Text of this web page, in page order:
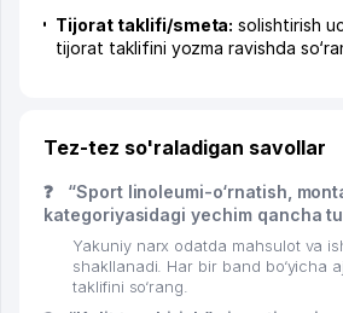
Tijorat taklifi/smeta: solishtirish
tijorat taklifini yozma ravishda
Tez-tez so'raladigan savollar
❓
“Sport linoleumi-o‘rnatish,
kategoriyasidagi yechim qancha
Yakuniy narx odatda mahsulot va
shakllanadi. Har bir band bo‘yicha
taklifini so‘rang.